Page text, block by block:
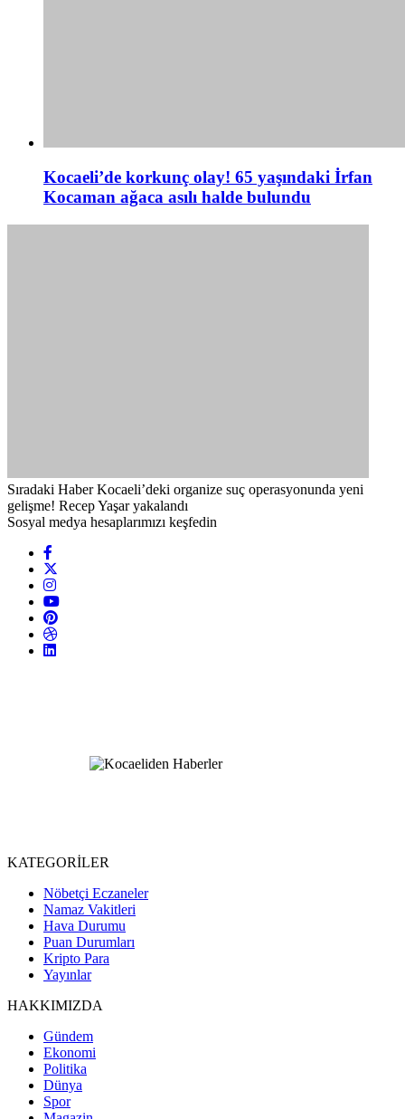
Kocaeli’de korkunç olay! 65 yaşındaki İrfan
Kocaman ağaca asılı halde bulundu
Sıradaki Haber Kocaeli’deki organize suç operasyonunda yeni
gelişme! Recep Yaşar yakalandı
Sosyal medya hesaplarımızı keşfedin
KATEGORİLER
Nöbetçi Eczaneler
Namaz Vakitleri
Hava Durumu
Puan Durumları
Kripto Para
Yayınlar
HAKKIMIZDA
Gündem
Ekonomi
Politika
Dünya
Spor